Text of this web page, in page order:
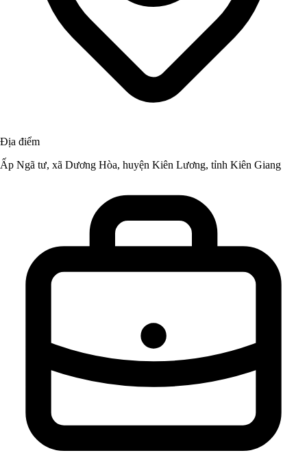
Địa điểm
Ấp Ngã tư, xã Dương Hòa, huyện Kiên Lương, tỉnh Kiên Giang